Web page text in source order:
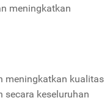
meningkatkan
meningkatkan kualitas
keseluruhan